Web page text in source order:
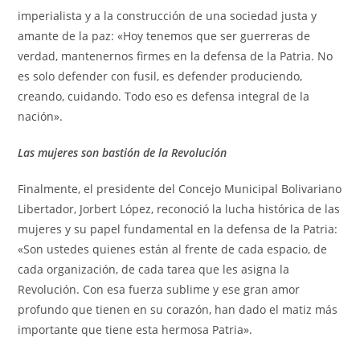
imperialista y a la construcción de una sociedad justa y
amante de la paz: «Hoy tenemos que ser guerreras de
verdad, mantenernos firmes en la defensa de la Patria. No
es solo defender con fusil, es defender produciendo,
creando, cuidando. Todo eso es defensa integral de la
nación».
Las mujeres son bastión de la Revolución
Finalmente, el presidente del Concejo Municipal Bolivariano
Libertador, Jorbert López, reconoció la lucha histórica de las
mujeres y su papel fundamental en la defensa de la Patria:
«Son ustedes quienes están al frente de cada espacio, de
cada organización, de cada tarea que les asigna la
Revolución. Con esa fuerza sublime y ese gran amor
profundo que tienen en su corazón, han dado el matiz más
importante que tiene esta hermosa Patria».